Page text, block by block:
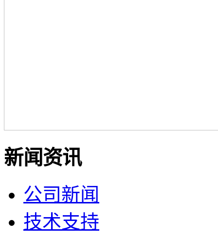
新闻资讯
公司新闻
技术支持